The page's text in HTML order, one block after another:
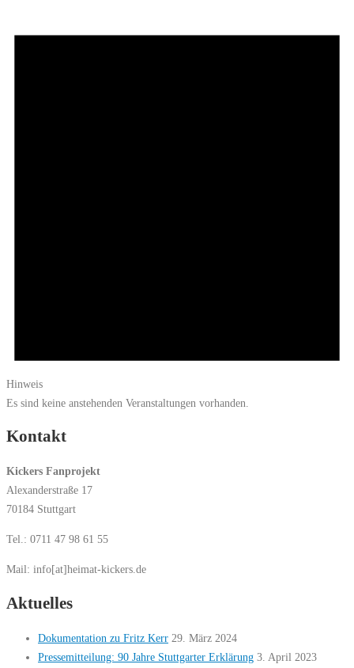
Hinweis
Es sind keine anstehenden Veranstaltungen vorhanden.
Kontakt
Kickers Fanprojekt
Alexanderstraße 17
70184 Stuttgart
Tel.: 0711 47 98 61 55
Mail: info[at]heimat-kickers.de
Aktuelles
Dokumentation zu Fritz Kerr 29. März 2024
Pressemitteilung: 90 Jahre Stuttgarter Erklärung 3. April 2023